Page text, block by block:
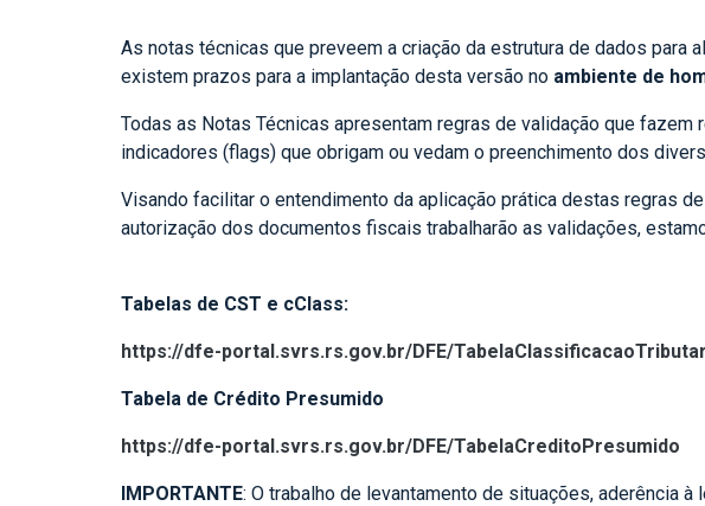
As notas técnicas que preveem a criação da estrutura de dados para
existem prazos para a implantação desta versão no ambiente de
Todas as Notas Técnicas apresentam regras de validação que fazem
indicadores (flags) que obrigam ou vedam o preenchimento dos
Visando facilitar o entendimento da aplicação prática destas regras
autorização dos documentos fiscais trabalharão as validações,
Tabelas de CST e
https://dfe-portal.svrs.rs.gov.br/DFE/
Tabela de Crédito Presumido
https://dfe-portal.svrs.rs.gov.br/DFE/TabelaCreditoPresumido
IMPORTANTE: O trabalho de levantamento de situações, aderência